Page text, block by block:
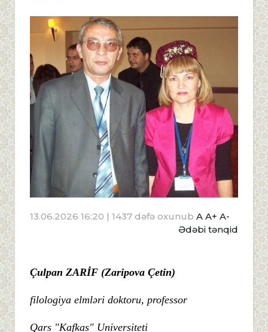
13.06.2026 16:20 | 1437 dəfə oxunub A A+ A-
Ədəbi tənqid
Çulpan ZARİF (Zaripova Çetin)
filologiya elmləri doktoru, professor
Qars "Kafkas" Universiteti